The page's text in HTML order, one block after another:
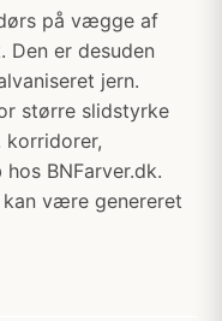
på vægge af
er desuden
jern.
større slidstyrke
BNFarver.dk.
være genereret